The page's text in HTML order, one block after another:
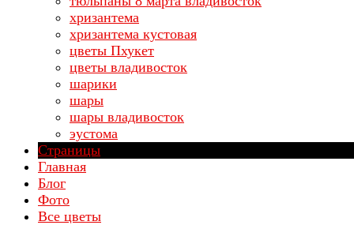
хризантема
хризантема кустовая
цветы Пхукет
цветы владивосток
шарики
шары
шары владивосток
эустома
Страницы
Главная
Блог
Фото
Все цветы